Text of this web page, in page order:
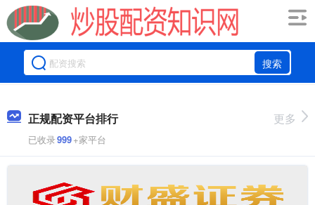
搜索
正规配资平台排行
已收录999+家平台
更多